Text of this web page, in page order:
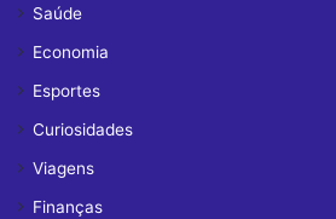
Saúde
Economia
Esportes
Curiosidades
Viagens
Finanças